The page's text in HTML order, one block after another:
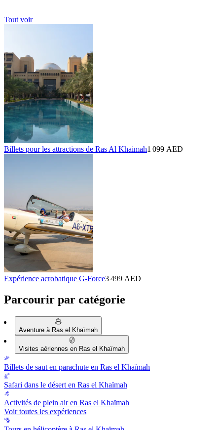
Tout voir
Billets pour les attractions de Ras Al Khaimah1 099 AED
Expérience acrobatique G-Force3 499 AED
Parcourir par catégorie
Aventure à Ras el Khaïmah
Visites aériennes en Ras el Khaïmah
Billets de saut en parachute en Ras el Khaïmah
Safari dans le désert en Ras el Khaïmah
Activités de plein air en Ras el Khaïmah
Voir toutes les expériences